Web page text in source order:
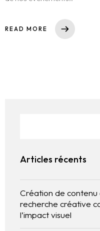
READ MORE
Articles récents
Création de contenu
recherche créative
l’impact visuel